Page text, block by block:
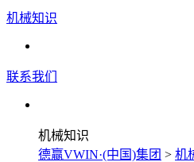
机械知识
联系我们
机械知识
德赢VWIN·(中国)集团 > 机